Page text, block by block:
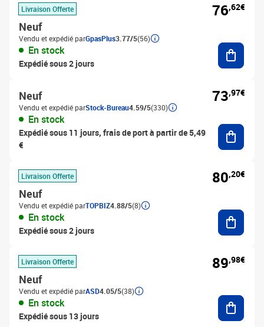
Livraison Offerte
Neuf
Vendu et expédié parGpasPlus3.77/5(56)
En stock
Expédié sous 2 jours
76,62€
Neuf
Vendu et expédié parStock-Bureau4.59/5(330)
En stock
Expédié sous 11 jours, frais de port à partir de 5,49
€
73,97€
Livraison Offerte
Neuf
Vendu et expédié parTOPBIZ4.88/5(8)
En stock
Expédié sous 2 jours
80,20€
Livraison Offerte
Neuf
Vendu et expédié parASD4.05/5(38)
En stock
Expédié sous 13 jours
89,98€